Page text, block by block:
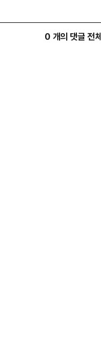
0 개의 댓글 전